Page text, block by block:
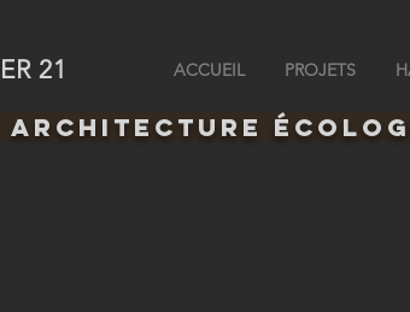
ACCUEIL PROJETS
21
Architecture